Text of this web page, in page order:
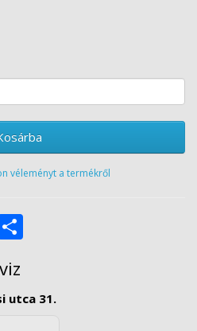
véleményt a termékről
utca 31.